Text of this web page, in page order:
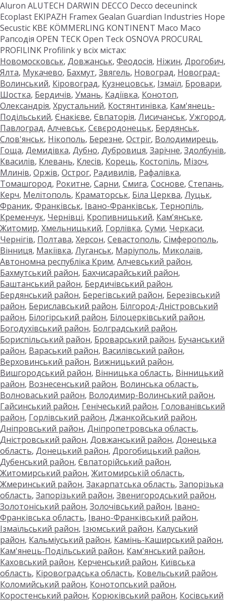
Aluron ALUTECH DARWIN DECCO Decco deceuninck
Ecoplast EKIPAZH Framex Gealan Guardian Industries Hope
Secustic KBE KÖMMERLING KONTINENT Maco Maco
Рапсодія OPEN TECK Open Teck OSNOVA PROCURAL
PROFILINK Profilink у всіх містах:
Новомосковськ, Довжанськ, Феодосія, Ніжин, Дрогобич,
Ялта, Мукачево, Бахмут, Звягель, Новоград, Новоград-
Волинський, Кіровоград, Кузнецовськ, Ізмаїл, Бровари,
Шостка, Бердичів, Умань, Кадіївка, Конотоп,
Олександрія, Хрустальний, Костянтинівка, Кам'янець-
Подільський, Єнакієве, Євпаторія, Лисичанськ, Ужгород,
Павлоград, Алчевськ, Сєвєродонецьк, Бердянськ,
Слов'янськ, Нікополь, Березне, Остріг, Володимирець,
Гоща, Демидівка, Дубно, Дубровиця, Зарічне, Здолбунів,
Квасилів, Клевань, Клесів, Корець, Костопіль, Мізоч,
Млинів, Оржів, Острог, Радивилів, Рафалівка,
Томашгород, Рокитне, Сарни, Смига, Соснове, Степань,
Керч, Мелітополь, Краматорськ, Біла Церква, Луцьк,
Франик, Франківськ, Івано-Франківськ, Тернопіль,
Кременчук, Чернівці, Кропивницький, Кам'янське,
Житомир, Хмельницький, Горлівка, Суми, Черкаси,
Чернігів, Полтава, Херсон, Севастополь, Сімферополь,
Вінниця, Макіївка, Луганськ, Маріуполь, Миколаїв,
Автономна республіка Крим, Алчевський район,
Бахмутський район, Бахчисарайський район,
Баштанський район, Бердичівський район,
Бердянський район, Берегівський район, Березівський
район, Бериславський район, Білгород-Дністровський
район, Білогірський район, Білоцерківський район,
Богодухівський район, Болградський район,
Бориспільський район, Броварський район, Бучанський
район, Вараський район, Василівський район,
Верховинський район, Вижницький район,
Вишгородський район, Вінницька область, Вінницький
район, Вознесенський район, Волинська область,
Волноваський район, Володимир-Волинський район,
Гайсинський район, Генічеський район, Голованівський
район, Горлівський район, Джанкойський район,
Дніпровський район, Дніпропетровська область,
Дністровський район, Довжанський район, Донецька
область, Донецький район, Дрогобицький район,
Дубенський район, Євпаторійський район,
Житомирський район, Житомирській область,
Жмеринський район, Закарпатська область, Запорізька
область, Запорізький район, Звенигородський район,
Золотоніський район, Золочівський район, Івано-
Франківська область, Івано-Франківський район,
Ізмаїльський район, Ізюмський район, Калуський
район, Кальміуський район, Камінь-Каширський район,
Кам'янець-Подільський район, Кам'янський район,
Каховський район, Керченський район, Київська
область, Кіровоградська область, Ковельський район,
Коломийський район, Конотопський район,
Коростенський район, Корюківський район, Косівський